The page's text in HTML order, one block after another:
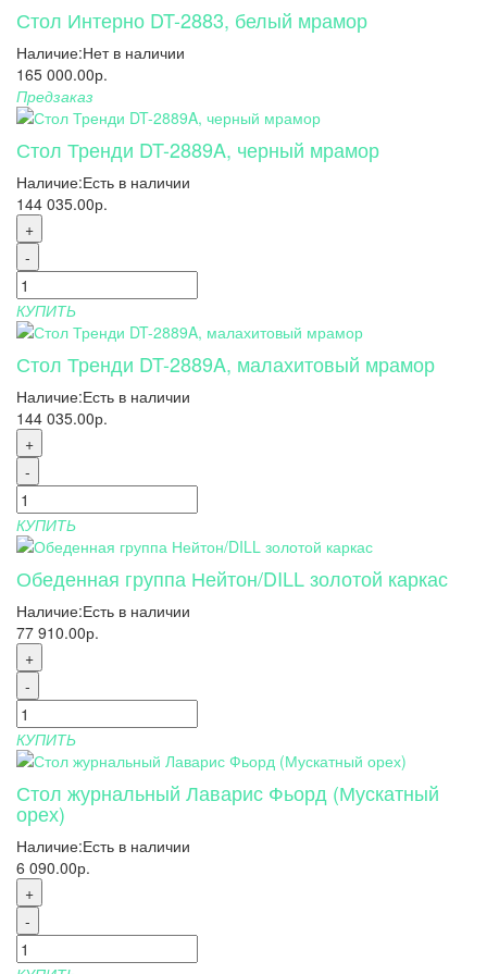
Стол Интерно DT-2883, белый мрамор
Наличие:Нет в наличии
165 000.00р.
Предзаказ
Стол Тренди DT-2889A, черный мрамор
Наличие:Есть в наличии
144 035.00р.
+
-
КУПИТЬ
Стол Тренди DT-2889A, малахитовый мрамор
Наличие:Есть в наличии
144 035.00р.
+
-
КУПИТЬ
Обеденная группа Нейтон/DILL золотой каркас
Наличие:Есть в наличии
77 910.00р.
+
-
КУПИТЬ
Стол журнальный Лаварис Фьорд (Мускатный
орех)
Наличие:Есть в наличии
6 090.00р.
+
-